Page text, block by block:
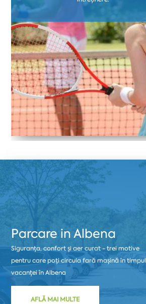
Parcare in Albena
Siguranța, confort și aer curat - trei motive
pentru care poți circula fară mașină în timpul
vacanței în Albena
AFLĂ MAI MULTE